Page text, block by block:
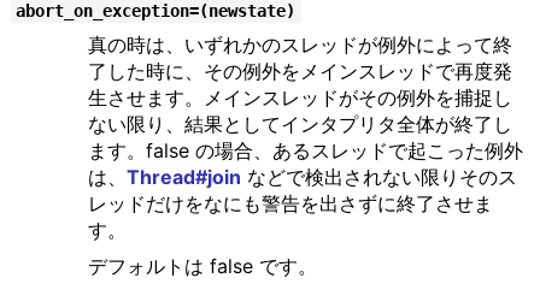
abort_on_exception=(newstate)
真の時は、いずれかのスレッドが例外によって終
了した時に、その例外をメインスレッドで再度発
生させます。メインスレッドがその例外を捕捉し
ない限り、結果としてインタプリタ全体が終了し
ます。false の場合、あるスレッドで起こった例外
は、 Thread#join などで検出されない限りそのス
レッドだけをなにも警告を出さずに終了させま
す。
デフォルトは false です。